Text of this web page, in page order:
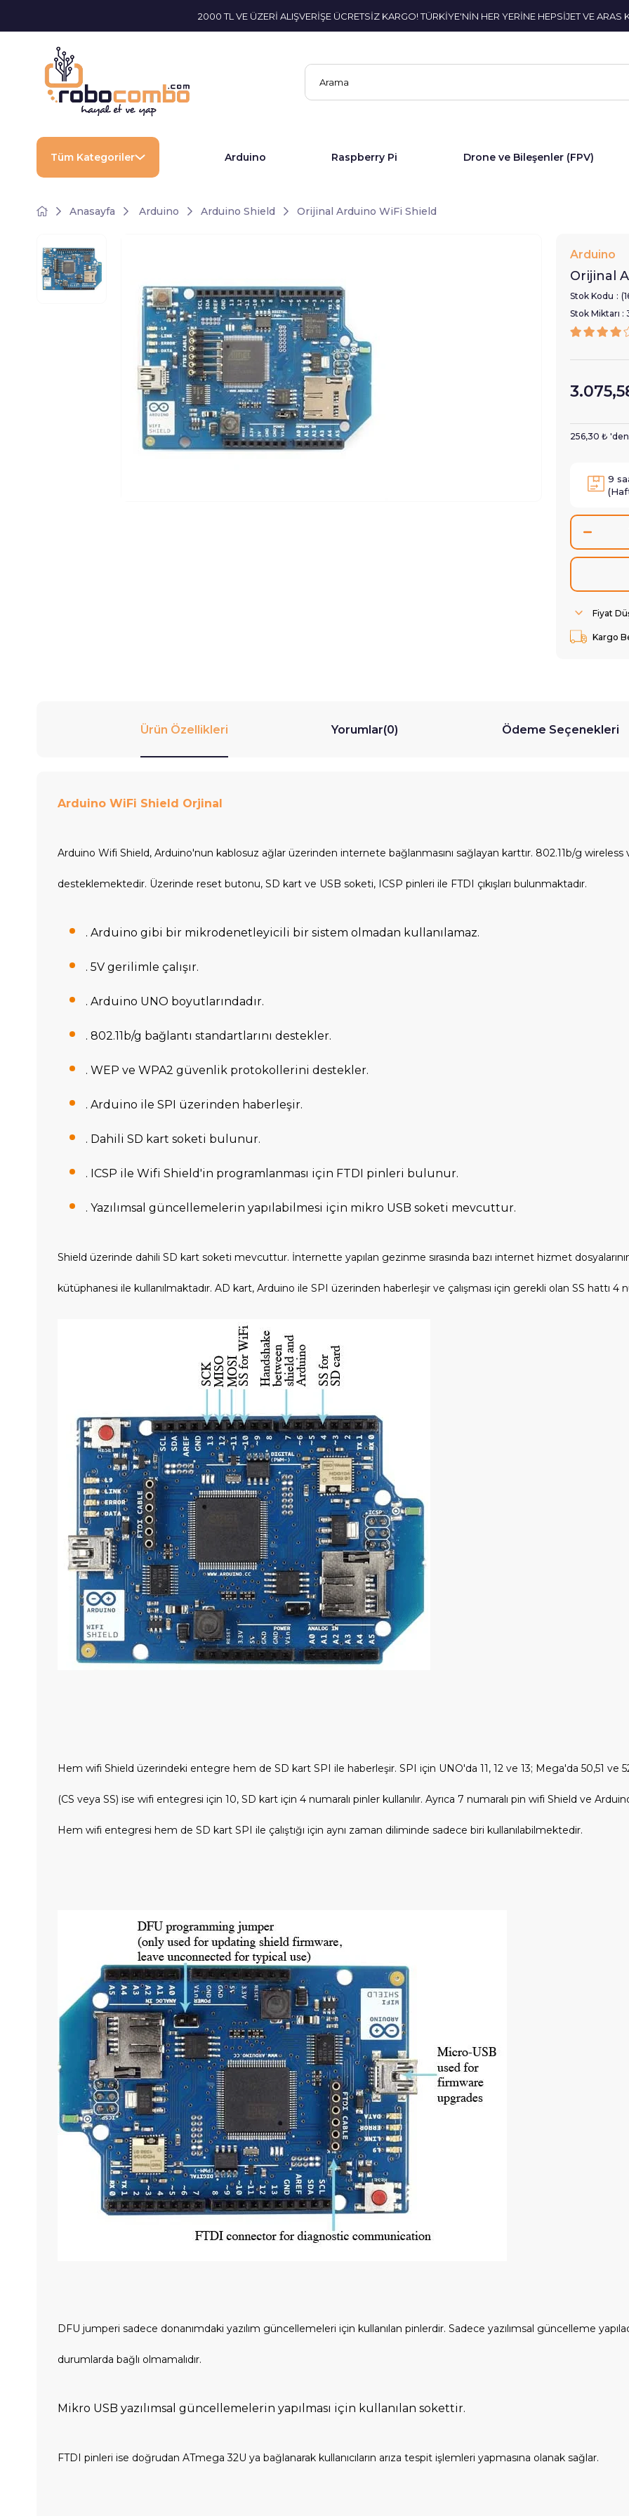
2000 TL VE ÜZERİ ALIŞVERİŞE ÜCRETSİZ KARGO! TÜRKİYE'NİN HER YERİNE HEPSİJET VE ARAS
Tüm Kategoriler Arduino Raspberry Pi Drone ve Bileşenler (FPV)
Anasayfa Arduino Arduino Shield Orijinal Arduino WiFi Shield
Arduino
Orijinal
Stok Kodu
Stok Miktarı :
256,30 ₺
9
Fiyat
Kargo
Ürün Özellikleri Yorumlar(0) Ödeme Seçenekleri
Arduino WiFi Shield Orjinal
Arduino Wifi Shield, Arduino'nun kablosuz ağlar üzerinden internete bağlanmasını sağlayan karttır. 802.11b/g
desteklemektedir. Üzerinde reset butonu, SD kart ve USB soketi, ICSP pinleri ile FTDI çıkışları bulunmaktadır.
. Arduino gibi bir mikrodenetleyicili bir sistem olmadan kullanılamaz.
. 5V gerilimle çalışır.
. Arduino UNO boyutlarındadır.
. 802.11b/g bağlantı standartlarını destekler.
. WEP ve WPA2 güvenlik protokollerini destekler.
. Arduino ile SPI üzerinden haberleşir.
. Dahili SD kart soketi bulunur.
. ICSP ile Wifi Shield'in programlanması için FTDI pinleri bulunur.
. Yazılımsal güncellemelerin yapılabilmesi için mikro USB soketi mevcuttur.
Shield üzerinde dahili SD kart soketi mevcuttur. İnternette yapılan gezinme sırasında bazı internet hizmet
kütüphanesi ile kullanılmaktadır. AD kart, Arduino ile SPI üzerinden haberleşir ve çalışması için gerekli olan SS hattı 4
Hem wifi Shield üzerindeki entegre hem de SD kart SPI ile haberleşir. SPI için UNO'da 11, 12 ve 13; Mega'da 50,51 ve
(CS veya SS) ise wifi entegresi için 10, SD kart için 4 numaralı pinler kullanılır. Ayrıca 7 numaralı pin wifi Shield ve
Hem wifi entegresi hem de SD kart SPI ile çalıştığı için aynı zaman diliminde sadece biri kullanılabilmektedir.
DFU jumperi sadece donanımdaki yazılım güncellemeleri için kullanılan pinlerdir. Sadece yazılımsal güncelleme
durumlarda bağlı olmamalıdır.
Mikro USB yazılımsal güncellemelerin yapılması için kullanılan sokettir.
FTDI pinleri ise doğrudan ATmega 32U ya bağlanarak kullanıcıların arıza tespit işlemleri yapmasına olanak sağlar.